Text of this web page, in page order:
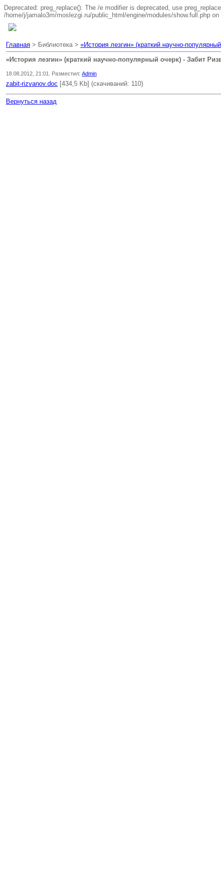
Deprecated: preg_replace(): The /e modifier is deprecated, use
/home/j/jamalo3m/moslezgi.ru/public_html/engine/modules/show.full.php on
Главная > Библиотека > «История лезгин» (краткий научно-
«История лезгин» (краткий научно-популярный очерк) - Забит
18.08.2012, 21:01. Разместил: Admin
zabit-rizvanov.doc [434,5 Kb] (cкачиваний: 110)
Вернуться назад